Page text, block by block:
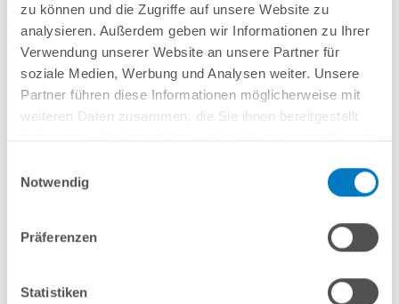
zu können und die Zugriffe auf unsere Website zu
analysieren. Außerdem geben wir Informationen zu Ihrer
Verwendung unserer Website an unsere Partner für
soziale Medien, Werbung und Analysen weiter. Unsere
Partner führen diese Informationen möglicherweise mit
weiteren Daten zusammen, die Sie ihnen bereitgestellt
Notwendig
Präferenzen
Statistiken
Pool Solarfolie in der Stärke 500 µ aus Polyethylen mitOXO-Luftblasen
Rundbecken.
Oberseite blau, Unterseite schwarz.
Die Poolabdeckung ist auf die Beckenform und das jeweilige Beckenmaß
fertig zugeschnitten und konfektioniert.
Durchmesser: